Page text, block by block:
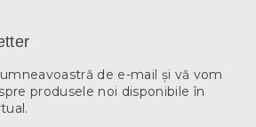
de e-mail şi vă vom
produsele noi disponibile în